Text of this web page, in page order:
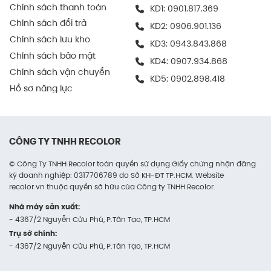
In logo, thông tin thương hiệu ngay trên hộp giúp
nâng cao trải nghiệm mở hàng và thể hiện tính
chuyên nghiệp.
Trong vận chuyển hàng hóa
Hộp carton nắp gài giúp cố định sản phẩm tốt khi di
vận chuyển bằng nhiều phương tiện từ xe máy giao
hàng đến các phương án logistics lớn hơn như xe tải,
máy bay.
Trong đóng gói quà tặng
Với hình thức thanh lịch, mẫu hộp nắp gài có thể
được sử dụng như hộp quà doanh nghiệp, quà tặng
khách hàng hoặc sản phẩm sự kiện.
Chính sách thanh toán
Chính sách đổi trả
Chính sách lưu kho
Chính sách bảo mật
Chính sách vận chuyển
Hồ sơ năng lực
KD1: 0901.817.369
KD2: 0906.901.136
KD3: 0943.843.868
KD4: 0907.934.868
KD5: 0902.898.418
CÔNG TY TNHH RECOLOR
© Công Ty TNHH Recolor toàn quyền sử dụng Giấy chứng nhận đăng
ký doanh nghiệp: 0317706789 do Sở KH-ĐT TP.HCM. Website
recolor.vn thuộc quyền sở hữu của Công ty TNHH Recolor.
Nhà máy sản xuất:
- 4367/2 Nguyễn Cửu Phú, P.Tân Tạo, TP.HCM
Trụ sở chính:
- 4367/2 Nguyễn Cửu Phú, P.Tân Tạo, TP.HCM